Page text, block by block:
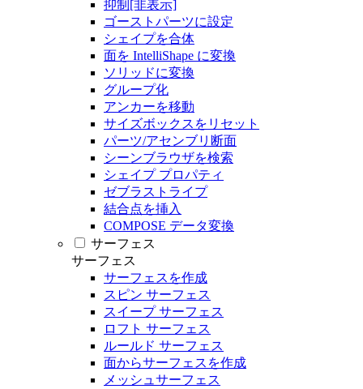
抑制[非表示]
ゴーストパーツに設定
シェイプを合体
面を IntelliShape に変換
ソリッドに変換
グループ化
アンカーを移動
サイズボックスをリセット
パーツ/アセンブリ断面
シーンブラウザを検索
シェイプ プロパティ
ゼブラストライプ
結合点を挿入
COMPOSE データ変換
サーフェス
サーフェス
サーフェスを作成
スピン サーフェス
スイープ サーフェス
ロフト サーフェス
ルールド サーフェス
面からサーフェスを作成
メッシュサーフェス